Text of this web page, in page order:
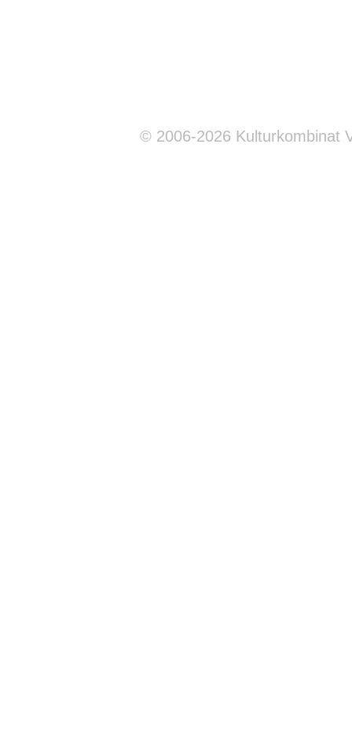
© 2006-2026